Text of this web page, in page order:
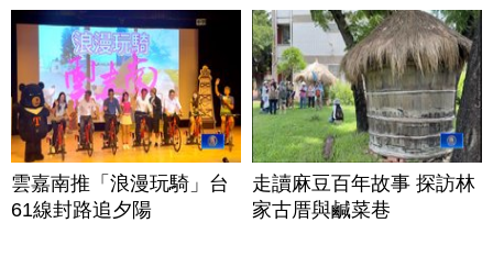
雲嘉南推「浪漫玩騎」台
61線封路追夕陽
走讀麻豆百年故事 探訪林
家古厝與鹹菜巷